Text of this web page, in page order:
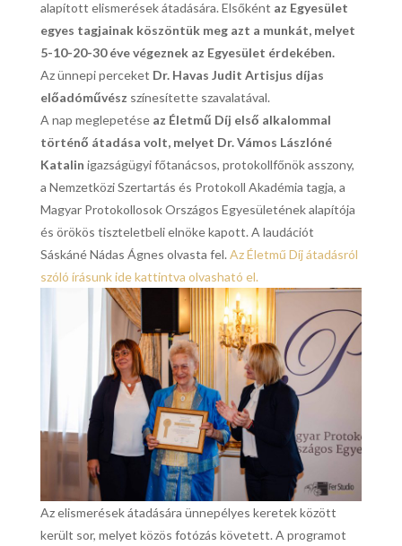
alapított elismerések átadására. Elsőként az Egyesület
egyes tagjainak köszöntük meg azt a munkát, melyet
5-10-20-30 éve végeznek az Egyesület érdekében.
Az ünnepi perceket Dr. Havas Judit Artisjus díjas
előadóművész színesítette szavalatával.
A nap meglepetése az Életmű Díj első alkalommal
történő átadása volt, melyet Dr. Vámos Lászlóné
Katalin igazságügyi főtanácsos, protokollfőnök asszony,
a Nemzetközi Szertartás és Protokoll Akadémia tagja, a
Magyar Protokollosok Országos Egyesületének alapítója
és örökös tiszteletbeli elnöke kapott. A laudációt
Sáskáné Nádas Ágnes olvasta fel. Az Életmű Díj átadásról
szóló írásunk ide kattintva olvasható el.
Az elismerések átadására ünnepélyes keretek között
került sor, melyet közös fotózás követett. A programot